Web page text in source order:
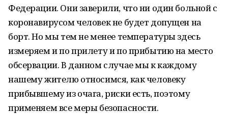
Федерации. Они заверили, что ни один больной с
коронавирусом человек не будет допущен на
борт. Но мы тем не менее температуры здесь
измеряем и по прилету и по прибытию на место
обсервации. В данном случае мы к каждому
нашему жителю относимся, как человеку
прибывшему из очага, риски есть, поэтому
применяем все меры безопасности.